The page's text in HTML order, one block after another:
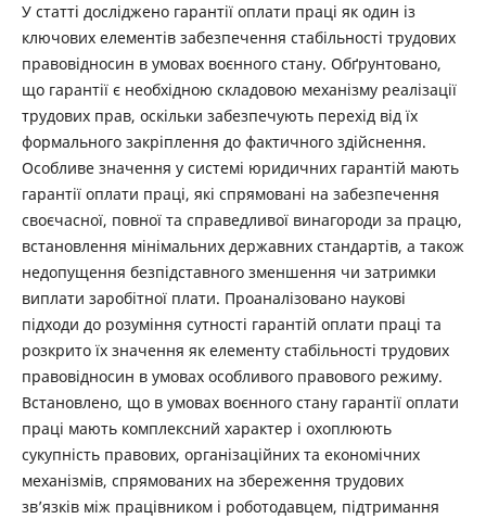
У статті досліджено гарантії оплати праці як один із
ключових елементів забезпечення стабільності трудових
правовідносин в умовах воєнного стану. Обґрунтовано,
що гарантії є необхідною складовою механізму реалізації
трудових прав, оскільки забезпечують перехід від їх
формального закріплення до фактичного здійснення.
Особливе значення у системі юридичних гарантій мають
гарантії оплати праці, які спрямовані на забезпечення
своєчасної, повної та справедливої винагороди за працю,
встановлення мінімальних державних стандартів, а також
недопущення безпідставного зменшення чи затримки
виплати заробітної плати. Проаналізовано наукові
підходи до розуміння сутності гарантій оплати праці та
розкрито їх значення як елементу стабільності трудових
правовідносин в умовах особливого правового режиму.
Встановлено, що в умовах воєнного стану гарантії оплати
праці мають комплексний характер і охоплюють
сукупність правових, організаційних та економічних
механізмів, спрямованих на збереження трудових
зв’язків між працівником і роботодавцем, підтримання